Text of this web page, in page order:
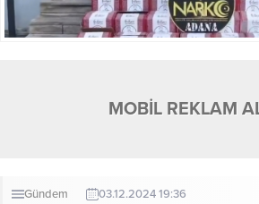
MOBİL REKLAM
Gündem 03.12.2024 19:36